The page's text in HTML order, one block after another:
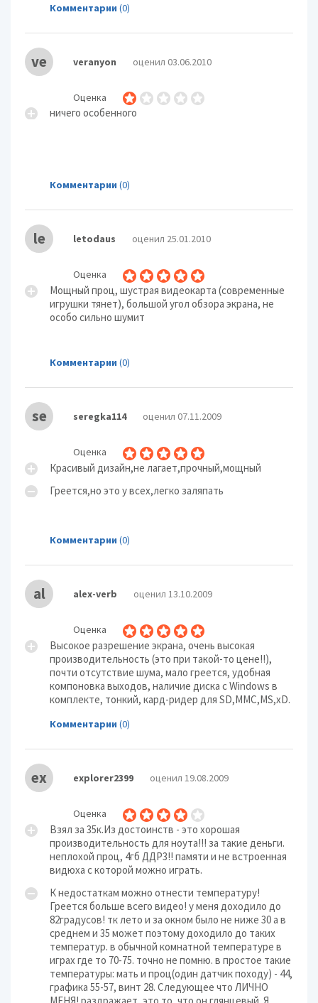
Комментарии (0)
ve veranyon оценил 03.06.2010
Оценка
ничего особенного
Комментарии (0)
le letodaus оценил 25.01.2010
Оценка
Мощный проц, шустрая видеокарта (современные
игрушки тянет), большой угол обзора экрана, не
особо сильно шумит
Комментарии (0)
se seregka114 оценил 07.11.2009
Оценка
Красивый дизайн,не лагает,прочный,мощный
Греется,но это у всех,легко заляпать
Комментарии (0)
al alex-verb оценил 13.10.2009
Оценка
Высокое разрешение экрана, очень высокая
производительность (это при такой-то цене!!),
почти отсутствие шума, мало греется, удобная
компоновка выходов, наличие диска с Windows в
комплекте, тонкий, кард-ридер для SD,MMC,MS,xD.
Комментарии (0)
ex explorer2399 оценил 19.08.2009
Оценка
Взял за 35к.Из достоинств - это хорошая
производительность для ноута!!! за такие деньги.
неплохой проц, 4гб ДДР3!! памяти и не встроенная
видюха с которой можно играть.
К недостаткам можно отнести температуру!
Греется больше всего видео! у меня доходило до
82градусов! тк лето и за окном было не ниже 30 а в
среднем и 35 может поэтому доходило до таких
температур. в обычной комнатной температуре в
играх где то 70-75. точно не помню. в простое такие
температуры: мать и проц(один датчик походу) - 44,
графика 55-57, винт 28. Следующее что ЛИЧНО
МЕНЯ! раздражает, это то, что он глянцевый. Я